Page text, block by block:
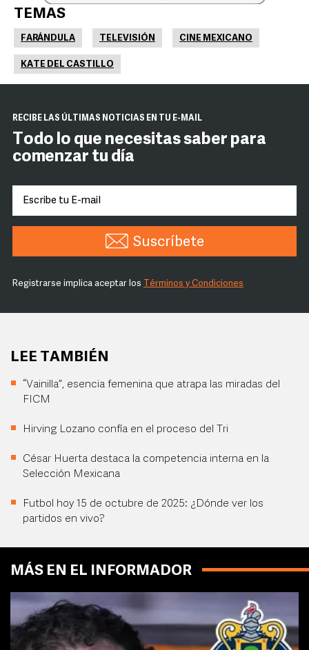
TEMAS
FARÁNDULA TELEVISIÓN CINE MEXICANO
KATE DEL CASTILLO
RECIBE LAS ÚLTIMAS NOTICIAS EN TU E-MAIL
Todo lo que necesitas saber para
comenzar tu día
Suscríbete
Registrarse implica aceptar los Términos y Condiciones
LEE TAMBIÉN
“Vainilla”, esencia femenina que atrapa las miradas del
FICM
Hirving Lozano confía en el proceso del Tri
César Huerta destaca la competencia interna en la
Selección Mexicana
Futbol hoy 15 de octubre de 2025: ¿Dónde ver los
partidos en vivo?
MÁS EN EL INFORMADOR